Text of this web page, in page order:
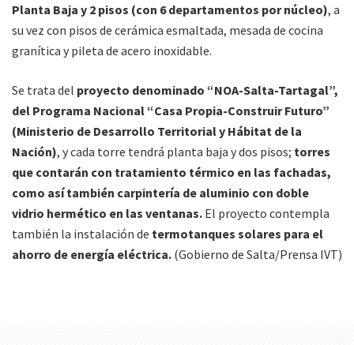
Planta Baja y 2 pisos (con 6 departamentos por núcleo), a
su vez con pisos de cerámica esmaltada, mesada de cocina
granítica y pileta de acero inoxidable.
Se trata del proyecto denominado “NOA-Salta-Tartagal”,
del Programa Nacional “Casa Propia-Construir Futuro”
(Ministerio de Desarrollo Territorial y Hábitat de la
Nación), y cada torre tendrá planta baja y dos pisos; torres
que contarán con tratamiento térmico en las fachadas,
como así también carpintería de aluminio con doble
vidrio hermético en las ventanas. El proyecto contempla
también la instalación de termotanques solares para el
ahorro de energía eléctrica. (Gobierno de Salta/Prensa IVT)